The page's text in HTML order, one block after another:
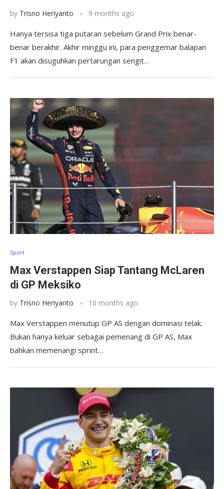
by Trisno Heriyanto 9 months ago
Hanya tersisa tiga putaran sebelum Grand Prix benar-
benar berakhir. Akhir minggu ini, para penggemar balapan
F1 akan disuguhkan pertarungan sengit…
Sport
Max Verstappen Siap Tantang McLaren
di GP Meksiko
by Trisno Heriyanto 10 months ago
Max Verstappen menutup GP AS dengan dominasi telak.
Bukan hanya keluar sebagai pemenang di GP AS, Max
bahkan memenangi sprint…